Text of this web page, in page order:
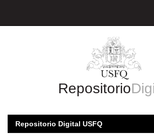
Repositorio
Repositorio Digital USFQ